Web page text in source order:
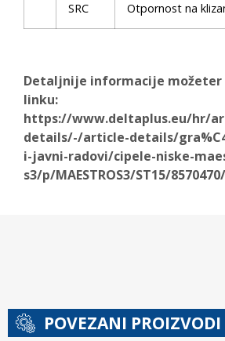
SRC Otpornost na
Detaljnije informacije možeter
linku:
https://www.deltaplus.eu/hr/
details/-/article-details/
i-javni-radovi/cipele-niske-
s3/p/MAESTROS3/ST15/
POVEZANI PROIZVODI